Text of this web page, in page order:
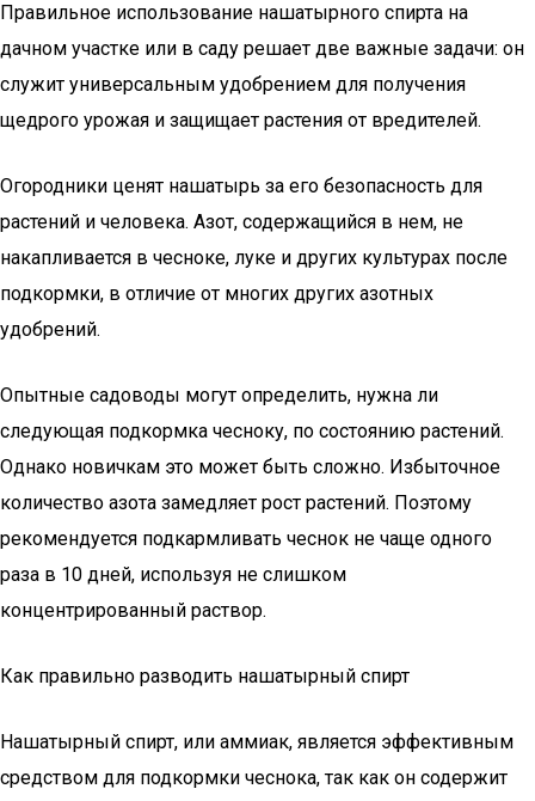
Правильное использование нашатырного спирта на
дачном участке или в саду решает две важные задачи: он
служит универсальным удобрением для получения
щедрого урожая и защищает растения от вредителей.
Огородники ценят нашатырь за его безопасность для
растений и человека. Азот, содержащийся в нем, не
накапливается в чесноке, луке и других культурах после
подкормки, в отличие от многих других азотных
удобрений.
Опытные садоводы могут определить, нужна ли
следующая подкормка чесноку, по состоянию растений.
Однако новичкам это может быть сложно. Избыточное
количество азота замедляет рост растений. Поэтому
рекомендуется подкармливать чеснок не чаще одного
раза в 10 дней, используя не слишком
концентрированный раствор.
Как правильно разводить нашатырный спирт
Нашатырный спирт, или аммиак, является эффективным
средством для подкормки чеснока, так как он содержит